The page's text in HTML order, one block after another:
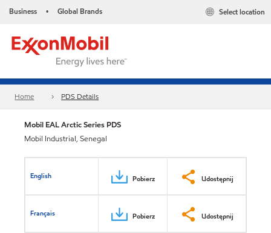
Business • Global Brands Select location
Home PDS Details
Mobil EAL Arctic Series PDS
Mobil Industrial, Senegal
English Pobierz Udostępnij
Français Pobierz Udostępnij